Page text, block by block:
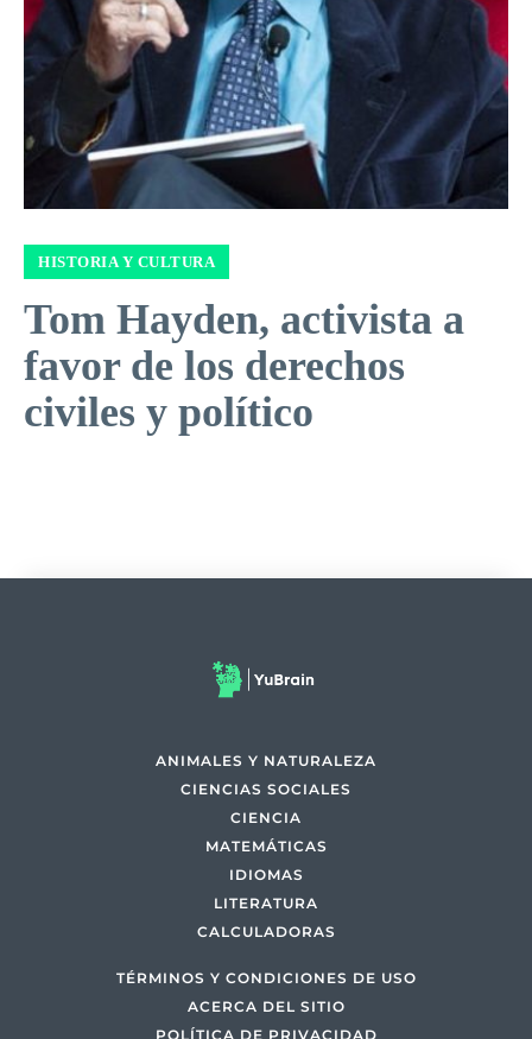
HISTORIA Y CULTURA
Tom Hayden, activista a
favor de los derechos
civiles y político
ANIMALES Y NATURALEZA
CIENCIAS SOCIALES
CIENCIA
MATEMÁTICAS
IDIOMAS
LITERATURA
CALCULADORAS
TÉRMINOS Y CONDICIONES DE USO
ACERCA DEL SITIO
POLÍTICA DE PRIVACIDAD